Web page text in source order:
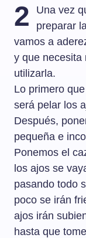
2
Una vez
preparar
vamos a
y que necesita
utilizarla.
Lo primero
será pelar los
Después,
pequeña e
Ponemos el
los ajos se
pasando todo
poco se irán
ajos irán
hasta que